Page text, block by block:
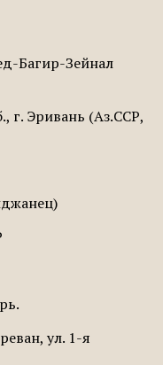
Багир-Зейнал
г. Эривань (Аз.ССР,
ул. 1-я